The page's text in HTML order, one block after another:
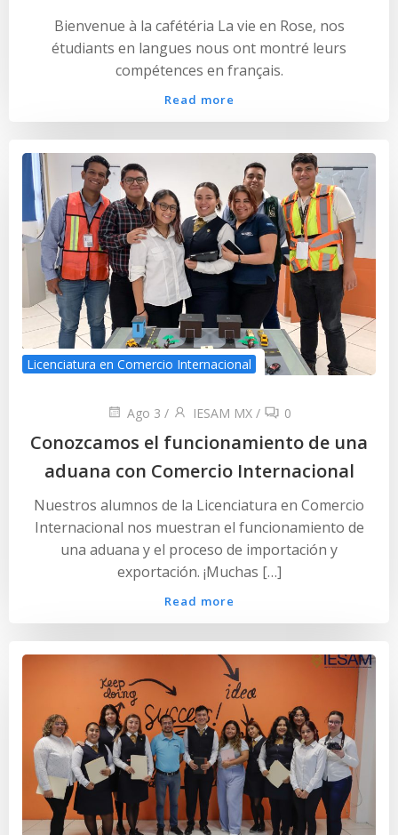
Bienvenue à la cafétéria La vie en Rose, nos
étudiants en langues nous ont montré leurs
compétences en français.
Read more
Licenciatura en Comercio Internacional
Ago 3 / IESAM MX / 0
Conozcamos el funcionamiento de una
aduana con Comercio Internacional
Nuestros alumnos de la Licenciatura en Comercio
Internacional nos muestran el funcionamiento de
una aduana y el proceso de importación y
exportación. ¡Muchas […]
Read more